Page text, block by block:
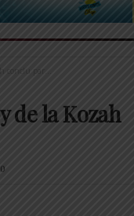
conclu par...
de la Kozah
0